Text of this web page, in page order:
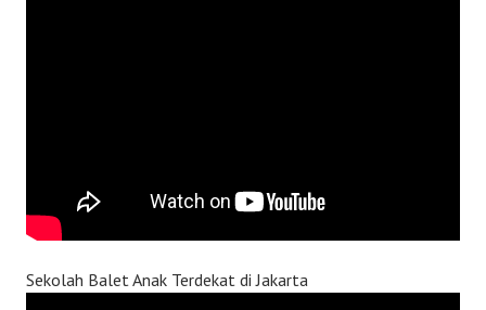
Sekolah Balet Anak Terdekat di Jakarta